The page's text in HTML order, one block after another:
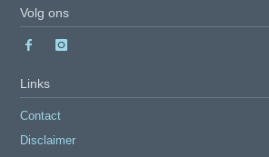
Volg ons
Links
Contact
Disclaimer